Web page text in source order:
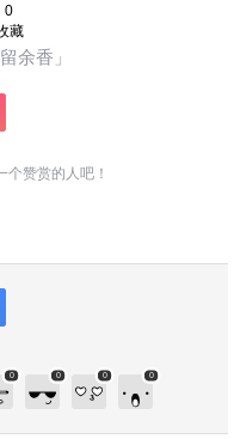
0
藏
余香」
赞赏的人吧！
0 0 0 0